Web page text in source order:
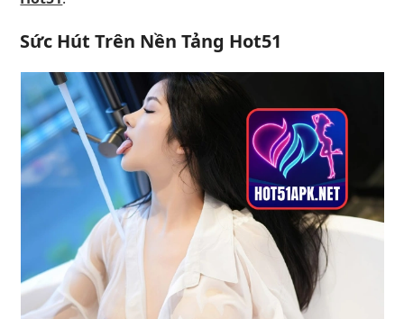
Sức Hút Trên Nền Tảng Hot51